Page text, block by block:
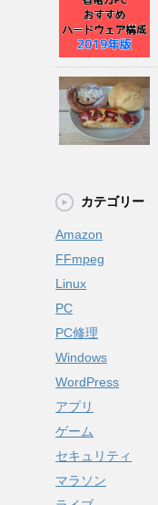
カテゴリー
Amazon
FFmpeg
Linux
PC
PC修理
Windows
WordPress
アプリ
ゲーム
セキュリティ
マラソン